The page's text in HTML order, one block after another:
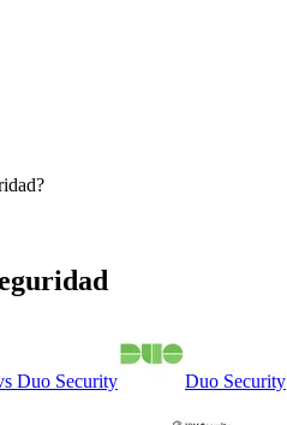
?
Duo Security Duo Security